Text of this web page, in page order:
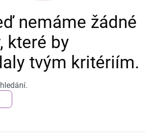
nemáme žádné
které by
tvým kritériím.